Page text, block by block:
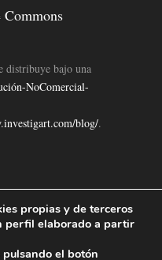
distribuye bajo una
NoComercial-
blog/.
|Política de Cookies|
propias y de terceros
perfil elaborado a partir
el botón